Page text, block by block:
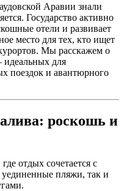
Аравии знали
Государство активно
отели и развивает
место для тех, кто ищет
Мы расскажем о
для
поездок и авантюрного
роскошь и
отдых сочетается с
пляжи, так и